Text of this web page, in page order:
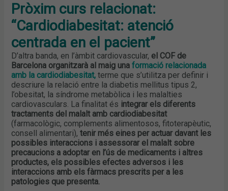
Pròxim curs relacionat:
“Cardiodiabesitat: atenció
centrada en el pacient”
D’altra banda, en l’àmbit cardiovascular, el COF de
Barcelona organitzarà al maig unaformació relacionada
amb la cardiodiabesitat, terme que s’utilitza per definir i
descriure la relació entre la diabetis mellitus tipus 2,
l’obesitat, la síndrome metabòlica i les malalties
cardiovasculars. La finalitat és integrar els diferents
tractaments del malalt amb cardiodiabesitat
(farmacològic, complements alimentosos, fitoterapèutic,
consell alimentari),tenir més eines per actuar davant les
possibles interaccions i assessorar el malalt sobre
precaucions a adoptar en l’ús de medicaments i altres
productes, els possibles efectes adversos i les
interaccions amb els fàrmacs prescrits per a les
patologies que presenta.